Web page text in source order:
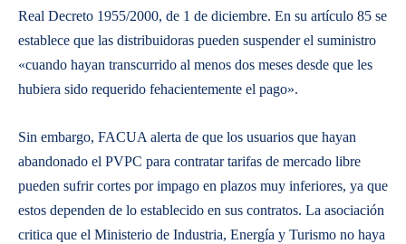
Real Decreto 1955/2000, de 1 de diciembre. En su artículo 85 se
establece que las distribuidoras pueden suspender el suministro
«cuando hayan transcurrido al menos dos meses desde que les
hubiera sido requerido fehacientemente el pago».
Sin embargo, FACUA alerta de que los usuarios que hayan
abandonado el PVPC para contratar tarifas de mercado libre
pueden sufrir cortes por impago en plazos muy inferiores, ya que
estos dependen de lo establecido en sus contratos. La asociación
critica que el Ministerio de Industria, Energía y Turismo no haya